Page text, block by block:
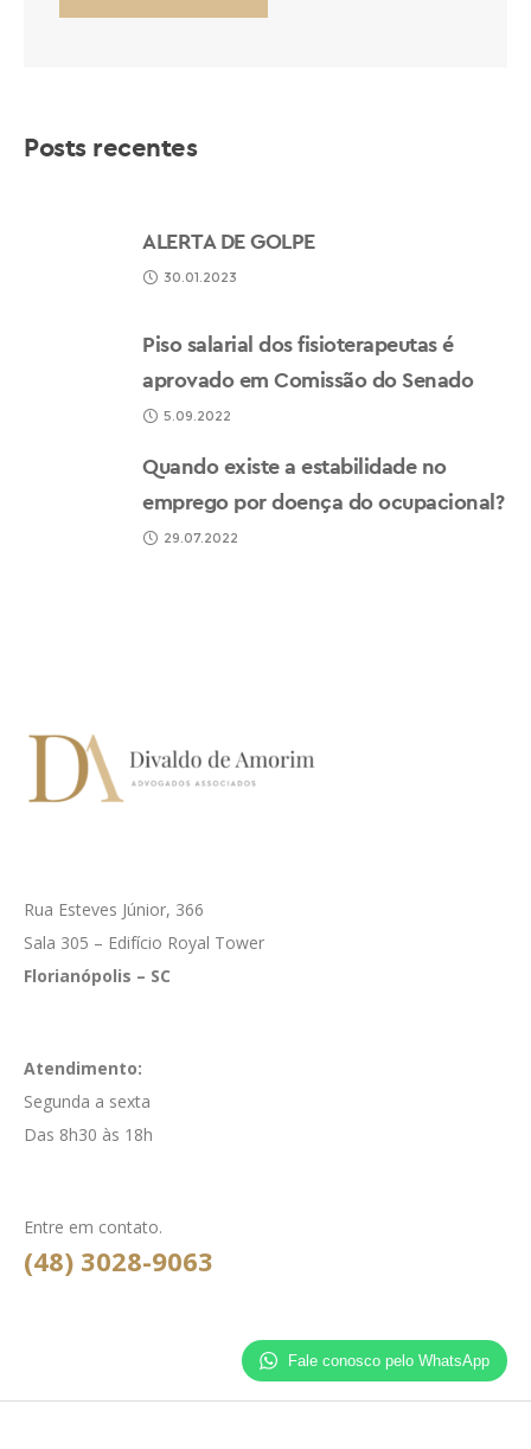
Posts recentes
ALERTA DE GOLPE
30.01.2023
Piso salarial dos fisioterapeutas é
aprovado em Comissão do Senado
5.09.2022
Quando existe a estabilidade no
emprego por doença do ocupacional?
29.07.2022
Rua Esteves Júnior, 366
Sala 305 – Edifício Royal Tower
Florianópolis – SC
Atendimento:
Segunda a sexta
Das 8h30 às 18h
Entre em contato.
(48) 3028-9063
Fale conosco pelo WhatsApp